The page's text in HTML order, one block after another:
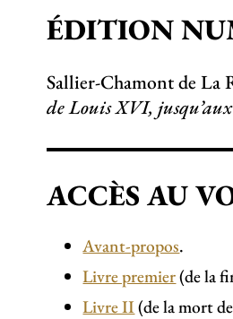
ÉDITION
Sallier-Chamont de
de Louis XVI,
ACCÈS AU
Avant-propos.
Livre premier(de la
Livre II(de la mort